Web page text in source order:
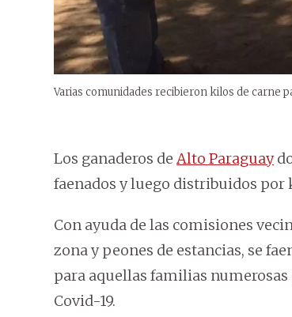
Varias comunidades recibieron kilos de carne
Los ganaderos de Alto Paraguay
faenados y luego distribuidos por
Con ayuda de las comisiones
zona y peones de estancias, se
para aquellas familias
Covid-19.